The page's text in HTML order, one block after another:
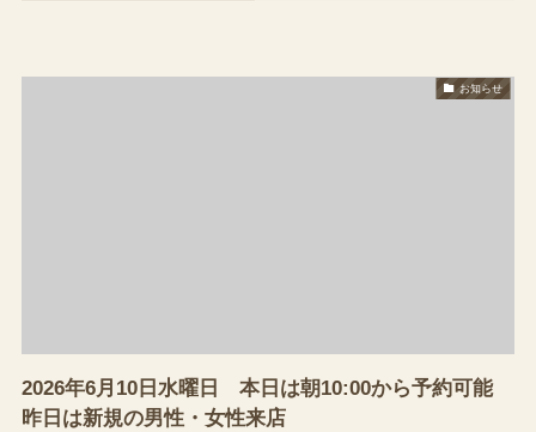
お知らせ
2026年6月10日水曜日 本日は朝10:00から予約可能
昨日は新規の男性・女性来店